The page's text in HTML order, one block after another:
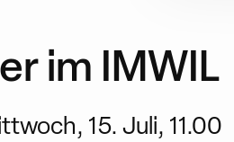
im IMWIL
15. Juli, 11.00